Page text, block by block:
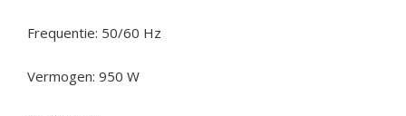
Frequentie: 50/60 Hz
Vermogen: 950 W